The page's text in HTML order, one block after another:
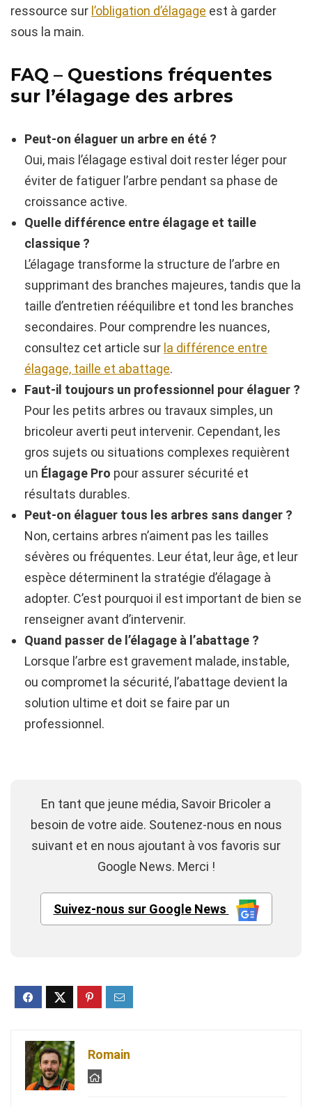
ressource sur l’obligation d’élagage est à garder
sous la main.
FAQ – Questions fréquentes
sur l’élagage des arbres
Peut-on élaguer un arbre en été ?
Oui, mais l’élagage estival doit rester léger pour
éviter de fatiguer l’arbre pendant sa phase de
croissance active.
Quelle différence entre élagage et taille
classique ?
L’élagage transforme la structure de l’arbre en
supprimant des branches majeures, tandis que la
taille d’entretien rééquilibre et tond les branches
secondaires. Pour comprendre les nuances,
consultez cet article sur la différence entre
élagage, taille et abattage.
Faut-il toujours un professionnel pour élaguer ?
Pour les petits arbres ou travaux simples, un
bricoleur averti peut intervenir. Cependant, les
gros sujets ou situations complexes requièrent
un Élagage Pro pour assurer sécurité et
résultats durables.
Peut-on élaguer tous les arbres sans danger ?
Non, certains arbres n’aiment pas les tailles
sévères ou fréquentes. Leur état, leur âge, et leur
espèce déterminent la stratégie d’élagage à
adopter. C’est pourquoi il est important de bien se
renseigner avant d’intervenir.
Quand passer de l’élagage à l’abattage ?
Lorsque l’arbre est gravement malade, instable,
ou compromet la sécurité, l’abattage devient la
solution ultime et doit se faire par un
professionnel.
En tant que jeune média, Savoir Bricoler a
besoin de votre aide. Soutenez-nous en nous
suivant et en nous ajoutant à vos favoris sur
Google News. Merci !
Suivez-nous sur Google News
Romain